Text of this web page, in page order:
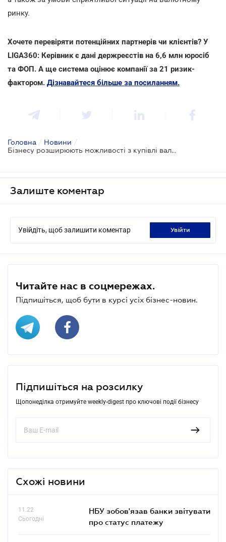
ринку.
Хочете перевіряти потенційних партнерів чи клієнтів? У
LIGA360: Керівник є дані держреєстів на 6,6 млн юросіб
та ФОП. А ще система оцінює компанії за 21 ризик-
фактором. Дізнавайтеся більше за посиланням.
Головна / Новини /
Бізнесу розширюють можливості з купівлі валюти
Залиште коментар
Увійдіть, щоб залишити коментар увійти
Читайте нас в соцмережах.
Підпишіться, щоб бути в курсі усіх бізнес-новин.
Підпишіться на розсилку
Щопонеділка отримуйте weekly-digest про ключові події бізнесу
Схожі новини
11.22
Сьогодні
НБУ зобов'язав банки звітувати
про статус платежу